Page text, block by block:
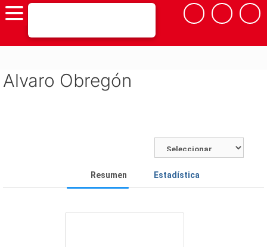
Saltar
al
contenido
Alvaro Obregón
Resumen Estadística